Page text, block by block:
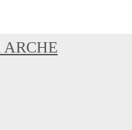
ARCHE